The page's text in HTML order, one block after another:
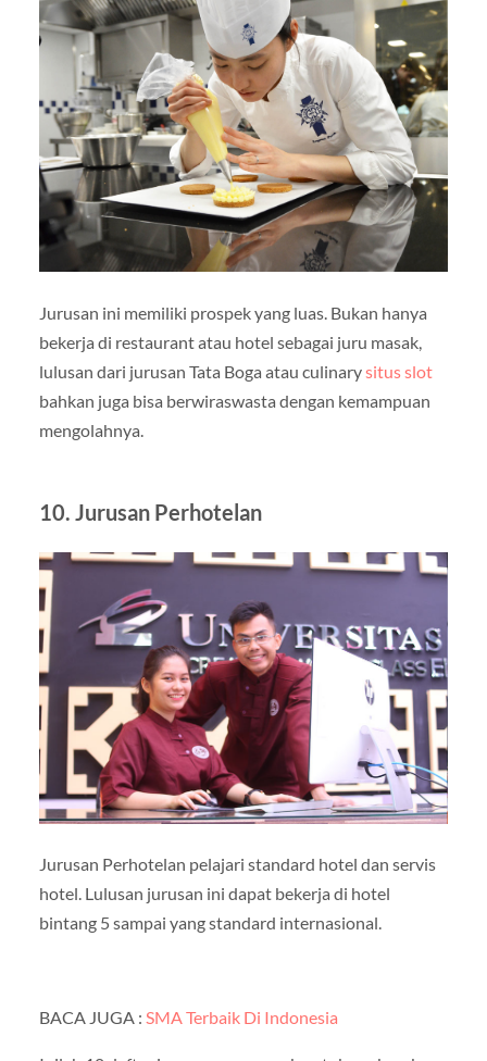
Jurusan ini memiliki prospek yang luas. Bukan hanya
bekerja di restaurant atau hotel sebagai juru masak,
lulusan dari jurusan Tata Boga atau culinarysitus slot
bahkan juga bisa berwiraswasta dengan kemampuan
mengolahnya.
10. Jurusan Perhotelan
Jurusan Perhotelan pelajari standard hotel dan servis
hotel. Lulusan jurusan ini dapat bekerja di hotel
bintang 5 sampai yang standard internasional.
BACA JUGA : SMA Terbaik Di Indonesia